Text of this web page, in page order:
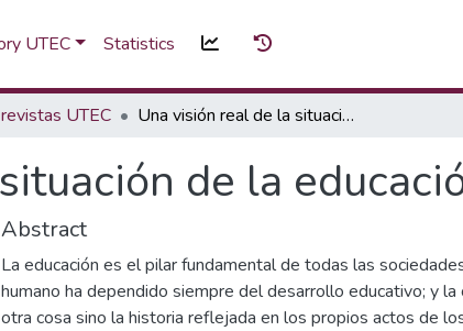
UTEC Statistics
UTEC Una visión real de la situación de la educación en El Salvador
de la
Abstract
La educación es el pilar fundamental de todas las
humano ha dependido siempre del desarrollo educativo; y la
otra cosa sino la historia reflejada en los propios actos de